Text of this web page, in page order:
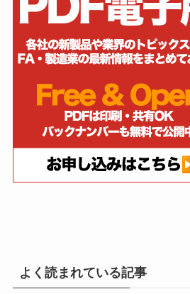
よく読まれている記事